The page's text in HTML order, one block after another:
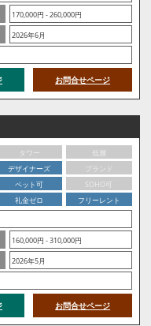
170,000円 - 260,000円
2026年6月
お問合せページ
タワー
低層
デザイナーズ
ブランド
ペット可
SOHO可
礼金ゼロ
フリーレント
160,000円 - 310,000円
2026年5月
お問合せページ